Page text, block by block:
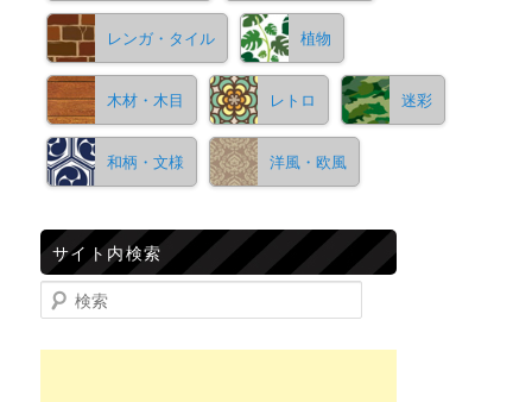
レンガ・タイル 植物
木材・木目 レトロ 迷彩
和柄・文様 洋風・欧風
サイト内検索
検索